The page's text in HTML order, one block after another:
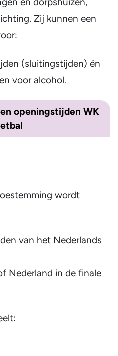
Zij kunnen een
(sluitingstijden) én
voor alcohol.
openingstijden WK
wordt
van het Nederlands
Nederland in de finale